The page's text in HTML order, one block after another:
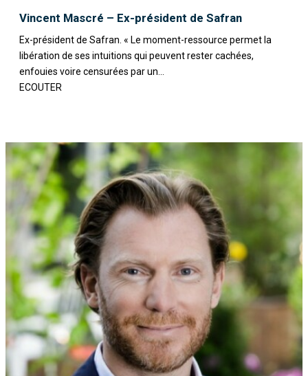
Vincent Mascré – Ex-président de Safran
Ex-président de Safran. « Le moment-ressource permet la
libération de ses intuitions qui peuvent rester cachées,
enfouies voire censurées par un...
ECOUTER